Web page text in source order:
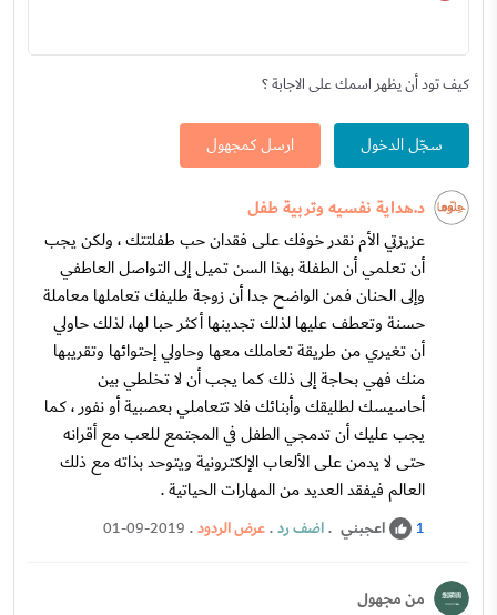
كيف تود أن يظهر اسمك على الاجابة ؟
سجّل الدخول ارسل كمجهول
د.هداية نفسيه وتربية طفل
عزيزتي الأم نقدر خوفك على فقدان حب طفلتتك ، ولكن يجب
أن تعلمي أن الطفلة بهذا السن تميل إلى التواصل العاطفي
وإلى الحنان فمن الواضح جدا أن زوجة طليفك تعاملها معاملة
حسنة وتعطف عليها لذلك تجدينها أكثر حبا لها، لذلك حاولي
أن تغيري من طريقة تعاملك معها وحاولي إحتوائها وتقريبها
منك فهي بحاجة إلى ذلك كما يجب أن لا تخلطي بين
أحاسيسك لطليقك وأبنائك فلا تتعاملي بعصبية أو نفور ، كما
يجب عليك أن تدمجي الطفل في المجتمع للعب مع أقرانه
حتى لا يدمن على الألعاب الإلكترونية ويتوحد بذاته مع ذلك
العالم فيفقد العديد من المهارات الحياتية .
1 اعجبني .اضف رد.عرض الردود.
01-09-2019
من مجهول